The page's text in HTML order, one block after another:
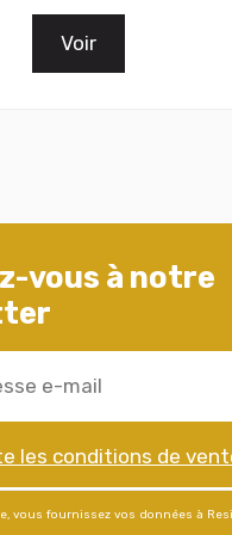
Voir
vous à notre
les conditions de
vous fournissez vos données à